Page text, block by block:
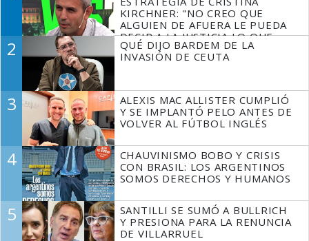
KIRCHNER: "NO CREO QUE
ALGUIEN DE AFUERA LE PUEDA
DECIR A LA JUSTICIA LO QUE
TIENE QUE HACER"
2
QUÉ DIJO BARDEM DE LA
INVASIÓN DE CEUTA
3
ALEXIS MAC ALLISTER CUMPLIÓ
Y SE IMPLANTÓ PELO ANTES DE
VOLVER AL FÚTBOL INGLÉS
4
CHAUVINISMO BOBO Y CRISIS
CON BRASIL: LOS ARGENTINOS
SOMOS DERECHOS Y HUMANOS
5
SANTILLI SE SUMÓ A BULLRICH
Y PRESIONA PARA LA RENUNCIA
DE VILLARRUEL